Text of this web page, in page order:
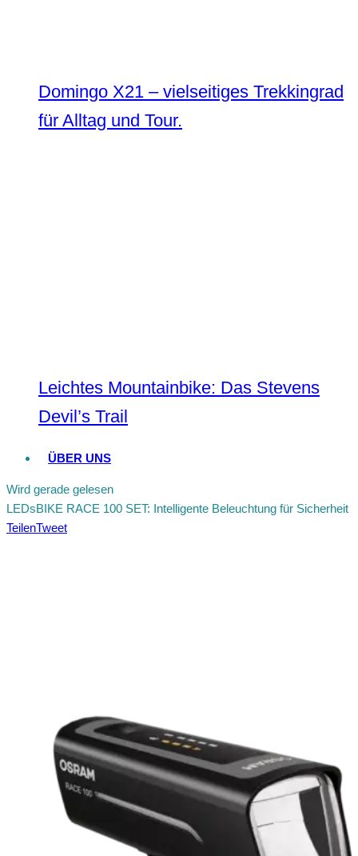
Domingo X21 – vielseitiges Trekkingrad
für Alltag und Tour.
Leichtes Mountainbike: Das Stevens
Devil’s Trail
ÜBER UNS
Wird gerade gelesen
LEDsBIKE RACE 100 SET: Intelligente Beleuchtung für Sicherheit
TeilenTweet